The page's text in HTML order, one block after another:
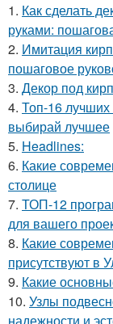
1. Как сделать
руками:
2. Имитация
пошаговое
3. Декор под
4. Топ-16
выбирай лучшее
5. Headlines:
6. Какие
столице
7. ТОП-12
для вашего
8. Какие
присутствуют в
9. Какие
10. Узлы